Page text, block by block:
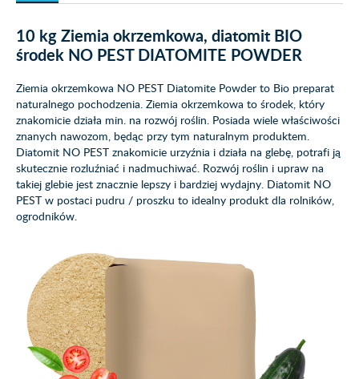
10 kg Ziemia okrzemkowa, diatomit BIO
środek NO PEST DIATOMITE POWDER
Ziemia okrzemkowa NO PEST Diatomite Powder to Bio preparat
naturalnego pochodzenia. Ziemia okrzemkowa to środek, który
znakomicie działa min. na rozwój roślin. Posiada wiele właściwości
znanych nawozom, będąc przy tym naturalnym produktem.
Diatomit NO PEST znakomicie urzyźnia i działa na glebę, potrafi ją
skutecznie rozluźniać i nadmuchiwać. Rozwój roślin i upraw na
takiej glebie jest znacznie lepszy i bardziej wydajny. Diatomit NO
PEST w postaci pudru / proszku to idealny produkt dla rolników,
ogrodników.